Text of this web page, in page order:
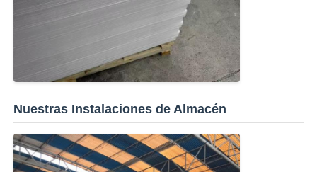
Nuestras Instalaciones de Almacén